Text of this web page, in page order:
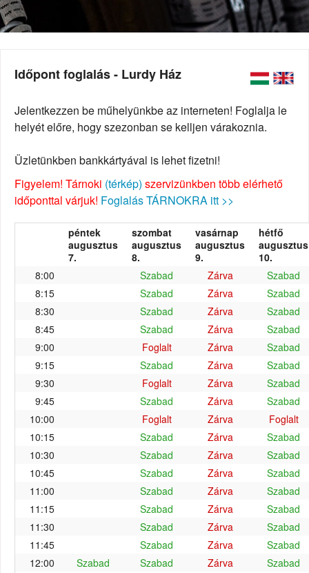
Időpont foglalás - Lurdy Ház
Jelentkezzen be műhelyünkbe az interneten! Foglalja le
helyét előre, hogy szezonban se kelljen várakoznia.
Üzletünkben bankkártyával is lehet fizetni!
Figyelem! Tárnoki (térkép) szervizünkben több elérhető
időponttal várjuk! Foglalás TÁRNOKRA itt >>
péntek
augusztus
7.
szombat
augusztus
8.
vasárnap
augusztus
9.
hétfő
augusztus
10.
8:00
Szabad Zárva
Szabad
8:15
Szabad Zárva
Szabad
8:30
Szabad Zárva
Szabad
8:45
Szabad Zárva
Szabad
9:00
Foglalt Zárva
Szabad
9:15
Szabad Zárva
Szabad
9:30
Foglalt Zárva
Szabad
9:45
Szabad Zárva
Szabad
10:00
Foglalt Zárva
Foglalt
10:15
Szabad Zárva
Szabad
10:30
Szabad Zárva
Szabad
10:45
Szabad Zárva
Szabad
11:00
Szabad Zárva
Szabad
11:15
Szabad Zárva
Szabad
11:30
Szabad Zárva
Szabad
11:45
Szabad Zárva
Szabad
12:00
Szabad Szabad Zárva
Szabad